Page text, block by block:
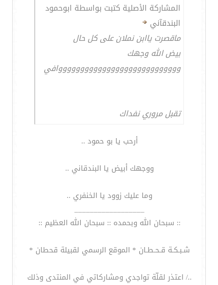
المشاركة الأصلية كتبت بواسطة ابوحمود
البندقآني
ماقصرت ياابن نملان على كل حال
بيض الله وجهك
ووووووووووووووووووووووووووووافي
تقبل مروري نفداك
أرحب يا بو حمود ..
ووجهك أبيض يا البندقاني ..
وما عليك زوود يا الخنفري ..
__________________
:: سبحان الله وبحمده :: سبحان الله العظيم ::
شـبـكـة قـحـطـان * الموقع الرسمي لقبيلة قحطان *
../ اعتذر لقلّة تواجدي ومشاركاتي في المنتدى وذلك